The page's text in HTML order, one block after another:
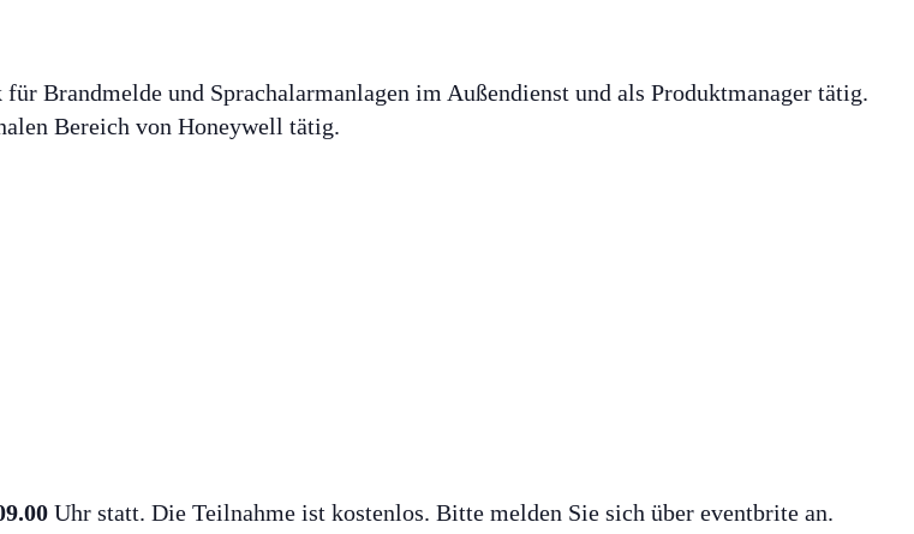
Brandmelde und Sprachalarmanlagen im Außendienst und als Produktmanager tätig.
Bereich von Honeywell tätig.
Uhr statt. Die Teilnahme ist kostenlos. Bitte melden Sie sich über eventbrite an.